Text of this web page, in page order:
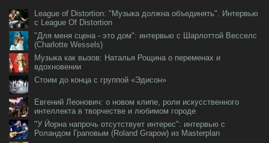
League of Distortion: "Музыка должна объединять". Интервью
с League Of Distortion
"Для меня сцена - это дом": интервью с Шарлоттой Весселс
(Charlotte Wessels)
Музыка как вызов: Наталья Рощина о переменах и
вдохновении
Стоим до конца с группой «Эдисон»
Евгений Леонович: о новом клипе, роли искусственного
интеллекта в творчестве и любимом городе
"У Йорна напрочь отсутствует интерес": интервью с
Роландом Граповым (Roland Grapow) из Masterplan